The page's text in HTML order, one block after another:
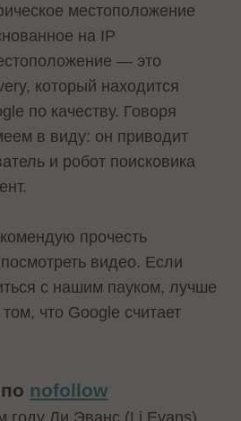
местоположение
на IP
— это
который находится
по качеству. Говоря
в виду: он приводит
и робот поисковика
прочесть
видео. Если
с нашим пауком, лучше
что Google считает
nofollow